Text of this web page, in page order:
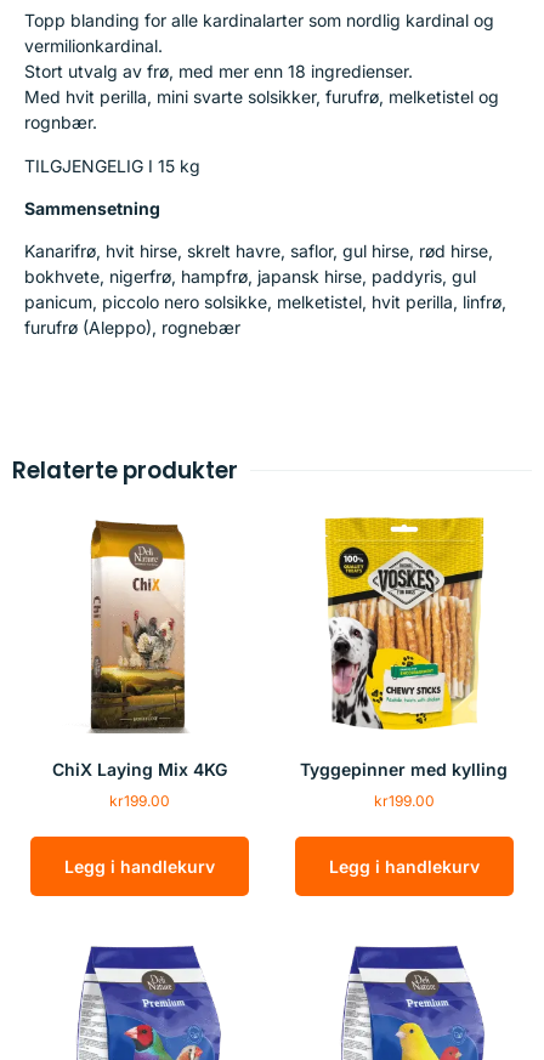
Topp blanding for alle kardinalarter som nordlig kardinal og
vermilionkardinal.
Stort utvalg av frø, med mer enn 18 ingredienser.
Med hvit perilla, mini svarte solsikker, furufrø, melketistel og
rognbær.
TILGJENGELIG I 15 kg
Sammensetning
Kanarifrø, hvit hirse, skrelt havre, saflor, gul hirse, rød hirse,
bokhvete, nigerfrø, hampfrø, japansk hirse, paddyris, gul
panicum, piccolo nero solsikke, melketistel, hvit perilla, linfrø,
furufrø (Aleppo), rognebær
Relaterte produkter
ChiX Laying Mix 4KG
kr199.00
Legg i handlekurv
Tyggepinner med kylling
kr199.00
Legg i handlekurv